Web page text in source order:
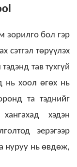
зорилго бол гэр
сэтгэл төрүүлэх
тав тухгүй
нь хоол өгөх нь
та тэднийг
хэдэн
эерэгээр
нуруу нь өвдөж,